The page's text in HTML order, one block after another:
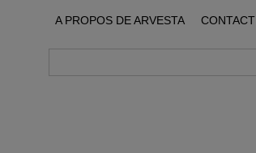
A PROPOS DE ARVESTA CONTACT